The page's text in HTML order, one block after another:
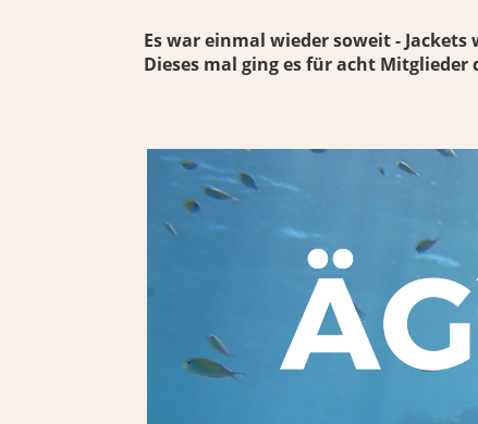
Es war einmal wieder soweit -
Dieses mal ging es für acht